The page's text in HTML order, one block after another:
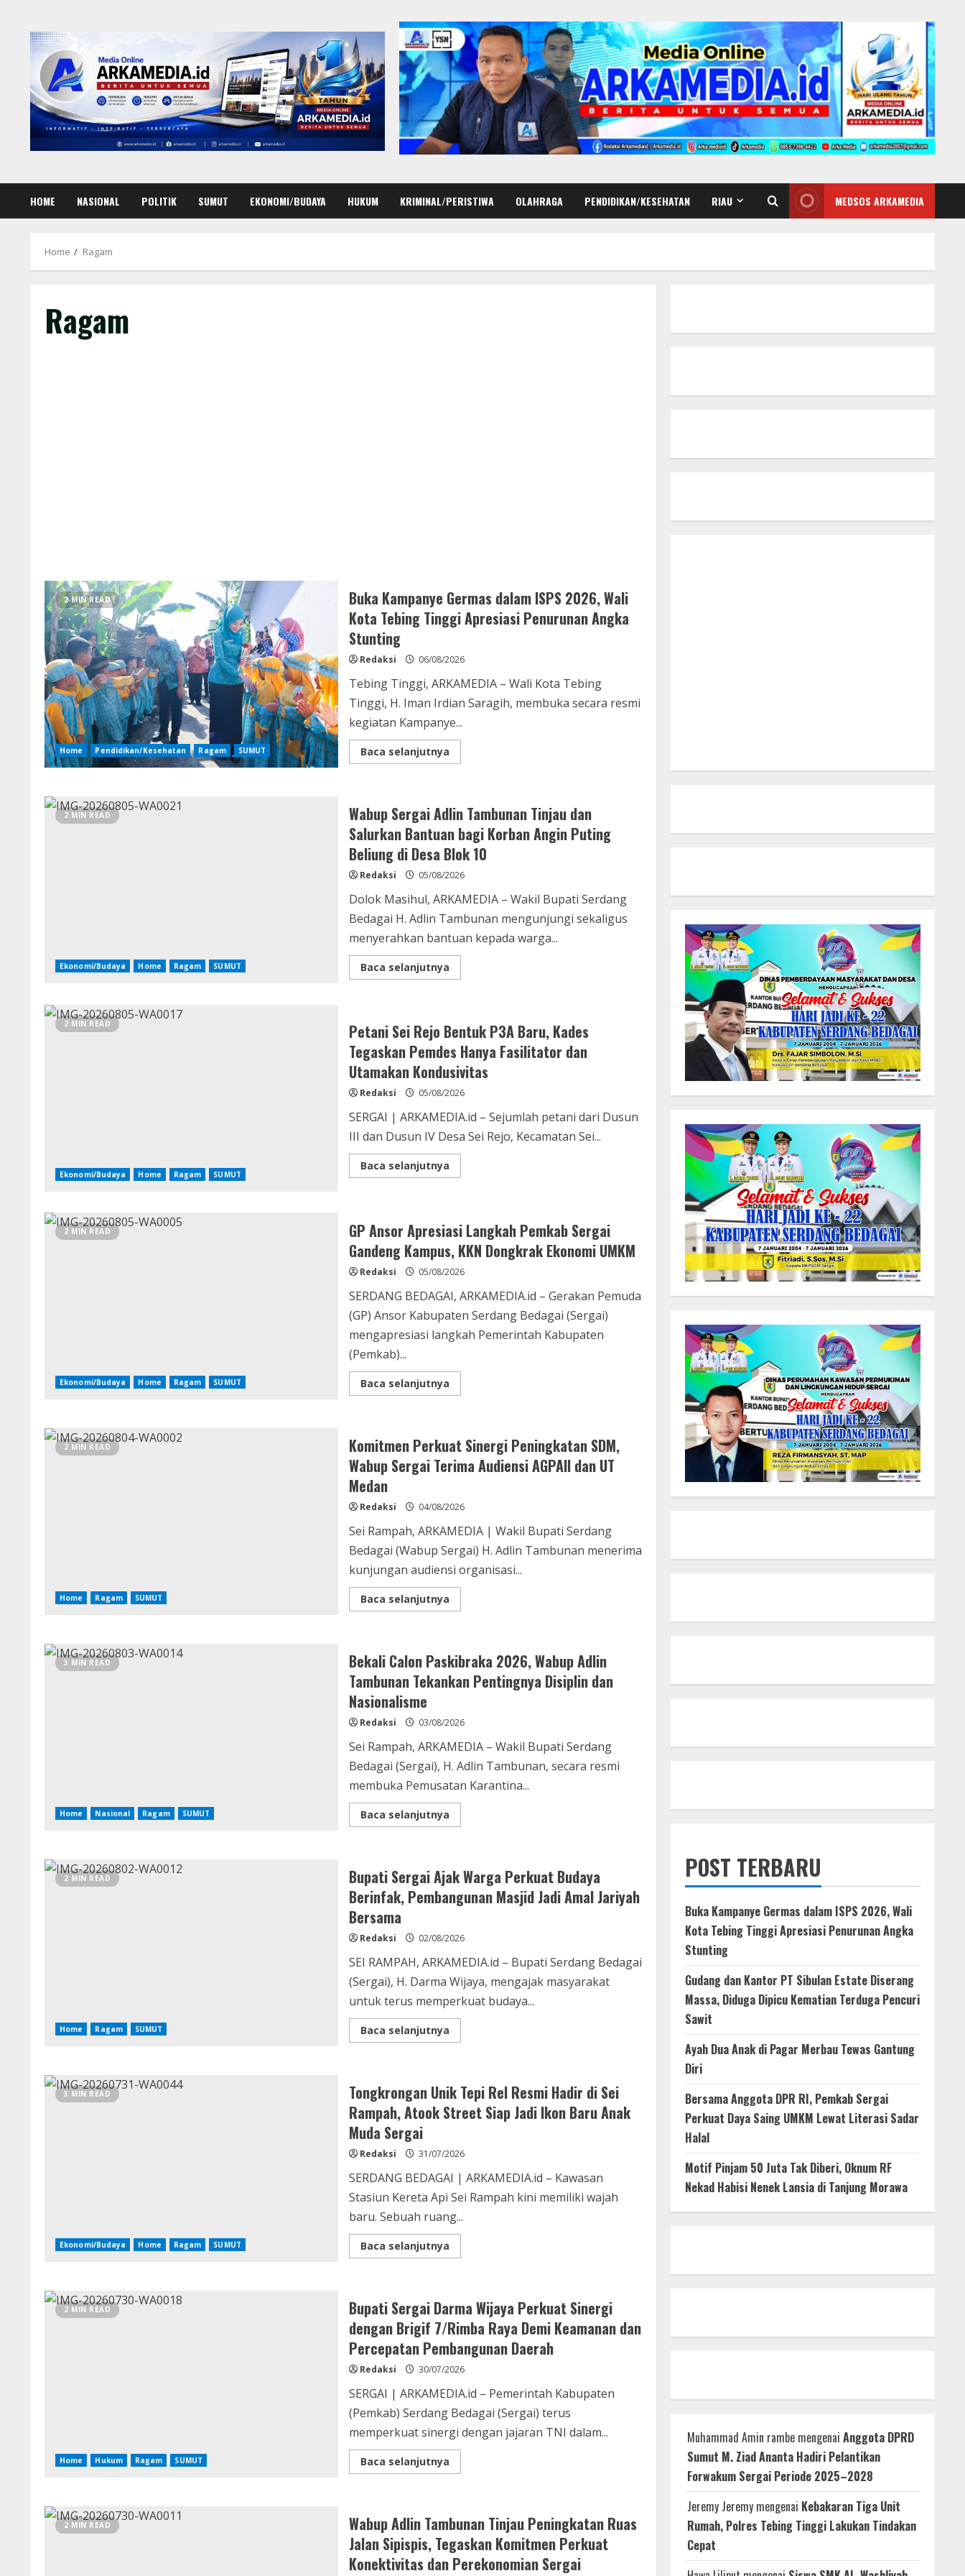
content
HOME NASIONAL POLITIK SUMUT EKONOMI/BUDAYA HUKUM KRIMINAL/PERISTIWA OLAHRAGA PENDIDIKAN/KESEHATAN RIAU MEDSOS ARKAMEDIA
Home Ragam
Ragam
2 MIN READ
Home Pendidikan/Kesehatan Ragam SUMUT
Buka Kampanye Germas dalam ISPS 2026, Wali
Kota Tebing Tinggi Apresiasi Penurunan Angka
Stunting
Redaksi 06/08/2026
Tebing Tinggi, ARKAMEDIA – Wali Kota Tebing
Tinggi, H. Iman Irdian Saragih, membuka secara resmi
kegiatan Kampanye...
Baca selanjutnyaRead
more
dalam
ISPS
2026,
Wali
Kota
Tebing
Tinggi
Apresiasi
Angka
Stunting
2 MIN READ
Ekonomi/Budaya Home Ragam SUMUT
Wabup Sergai Adlin Tambunan Tinjau dan
Salurkan Bantuan bagi Korban Angin Puting
Beliung di Desa Blok 10
Redaksi 05/08/2026
Dolok Masihul, ARKAMEDIA – Wakil Bupati Serdang
Bedagai H. Adlin Tambunan mengunjungi sekaligus
menyerahkan bantuan kepada warga...
Baca selanjutnyaRead
more
Tambunan
Tinjau
dan
Salurkan
Bantuan
bagi
Korban
Angin
Beliung
Desa
10
2 MIN READ
Ekonomi/Budaya Home Ragam SUMUT
Petani Sei Rejo Bentuk P3A Baru, Kades
Tegaskan Pemdes Hanya Fasilitator dan
Utamakan Kondusivitas
Redaksi 05/08/2026
SERGAI | ARKAMEDIA.id – Sejumlah petani dari Dusun
III dan Dusun IV Desa Sei Rejo, Kecamatan Sei...
Baca selanjutnyaRead
more
Bentuk
P3A
Baru,
Kades
Tegaskan
Pemdes
Fasilitator
dan
Utamakan
Kondusivitas
2 MIN READ
Ekonomi/Budaya Home Ragam SUMUT
GP Ansor Apresiasi Langkah Pemkab Sergai
Gandeng Kampus, KKN Dongkrak Ekonomi UMKM
Redaksi 05/08/2026
SERDANG BEDAGAI, ARKAMEDIA.id – Gerakan Pemuda
(GP) Ansor Kabupaten Serdang Bedagai (Sergai)
mengapresiasi langkah Pemerintah Kabupaten
(Pemkab)...
Baca selanjutnyaRead
more
Langkah
Pemkab
Sergai
Gandeng
Dongkrak
Ekonomi
2 MIN READ
Home Ragam SUMUT
Komitmen Perkuat Sinergi Peningkatan SDM,
Wabup Sergai Terima Audiensi AGPAII dan UT
Medan
Redaksi 04/08/2026
Sei Rampah, ARKAMEDIA | Wakil Bupati Serdang
Bedagai (Wabup Sergai) H. Adlin Tambunan menerima
kunjungan audiensi organisasi...
Baca selanjutnyaRead
more
Peningkatan
SDM,
Wabup
Sergai
AGPAII
dan
Medan
3 MIN READ
Home Nasional Ragam SUMUT
Bekali Calon Paskibraka 2026, Wabup Adlin
Tambunan Tekankan Pentingnya Disiplin dan
Nasionalisme
Redaksi 03/08/2026
Sei Rampah, ARKAMEDIA – Wakil Bupati Serdang
Bedagai (Sergai), H. Adlin Tambunan, secara resmi
membuka Pemusatan Karantina...
Baca selanjutnyaRead
more
2026,
Wabup
Adlin
Tambunan
Disiplin
dan
2 MIN READ
Home Ragam SUMUT
Bupati Sergai Ajak Warga Perkuat Budaya
Berinfak, Pembangunan Masjid Jadi Amal Jariyah
Bersama
Redaksi 02/08/2026
SEI RAMPAH, ARKAMEDIA.id – Bupati Serdang Bedagai
(Sergai), H. Darma Wijaya, mengajak masyarakat
untuk terus memperkuat budaya...
Baca selanjutnyaRead
more
Warga
Perkuat
Budaya
Berinfak,
Jadi
Amal
Bersama
3 MIN READ
Ekonomi/Budaya Home Ragam SUMUT
Tongkrongan Unik Tepi Rel Resmi Hadir di Sei
Rampah, Atook Street Siap Jadi Ikon Baru Anak
Muda Sergai
Redaksi 31/07/2026
SERDANG BEDAGAI | ARKAMEDIA.id – Kawasan
Stasiun Kereta Api Sei Rampah kini memiliki wajah
baru. Sebuah ruang...
Baca selanjutnyaRead
more
Rel
Resmi
Hadir
di
Sei
Rampah,
Atook
Street
Jadi
Ikon
Baru
Anak
Muda
2 MIN READ
Home Hukum Ragam SUMUT
Bupati Sergai Darma Wijaya Perkuat Sinergi
dengan Brigif 7/Rimba Raya Demi Keamanan dan
Percepatan Pembangunan Daerah
Redaksi 30/07/2026
SERGAI | ARKAMEDIA.id – Pemerintah Kabupaten
(Pemkab) Serdang Bedagai (Sergai) terus
memperkuat sinergi dengan jajaran TNI dalam...
Baca selanjutnyaRead
more
Wijaya
Perkuat
Sinergi
dengan
Brigif
7/Rimba
2 MIN READ
Wabup Adlin Tambunan Tinjau Peningkatan Ruas
Jalan Sipispis, Tegaskan Komitmen Perkuat
Konektivitas dan Perekonomian Sergai
POST TERBARU
Buka Kampanye Germas dalam ISPS 2026, Wali
Kota Tebing Tinggi Apresiasi Penurunan Angka
Stunting
Gudang dan Kantor PT Sibulan Estate Diserang
Massa, Diduga Dipicu Kematian Terduga Pencuri
Sawit
Ayah Dua Anak di Pagar Merbau Tewas Gantung
Diri
Bersama Anggota DPR RI, Pemkab Sergai
Perkuat Daya Saing UMKM Lewat Literasi Sadar
Halal
Motif Pinjam 50 Juta Tak Diberi, Oknum RF
Nekad Habisi Nenek Lansia di Tanjung Morawa
Muhammad Amin rambe mengenai Anggota DPRD
Sumut M. Ziad Ananta Hadiri Pelantikan
Forwakum Sergai Periode 2025–2028
Jeremy Jeremy mengenai Kebakaran Tiga Unit
Rumah, Polres Tebing Tinggi Lakukan Tindakan
Cepat